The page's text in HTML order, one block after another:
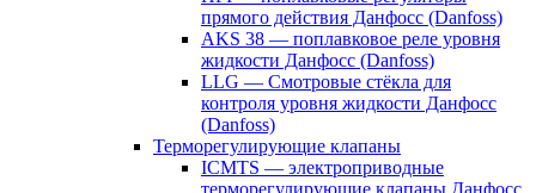
прямого действия Данфосс (Danfoss)
AKS 38 — поплавковое реле уровня
жидкости Данфосс (Danfoss)
LLG — Смотровые стёкла для
контроля уровня жидкости Данфосс
(Danfoss)
Терморегулирующие клапаны
ICMTS — электроприводные
терморегулирующие клапаны Данфосс